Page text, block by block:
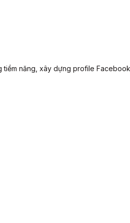
tiềm năng, xây dựng profile